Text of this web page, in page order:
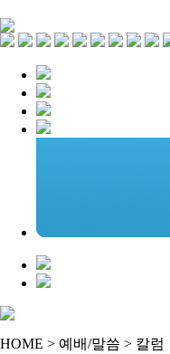
HOME > 예배/말씀 > 칼럼